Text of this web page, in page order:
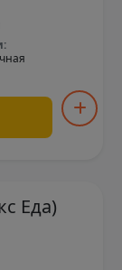
Еда)